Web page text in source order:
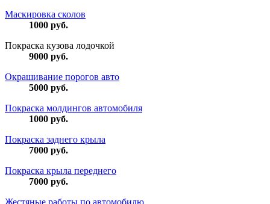
Маскировка сколов
1000 руб.
Покраска кузова лодочкой
9000 руб.
Окрашивание порогов авто
5000 руб.
Покраска молдингов автомобиля
1000 руб.
Покраска заднего крыла
7000 руб.
Покраска крыла переднего
7000 руб.